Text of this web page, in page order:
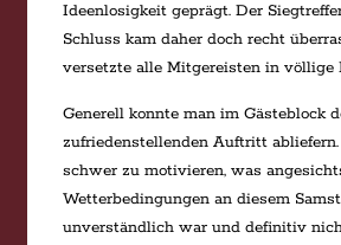
Ideenlosigkeit geprägt. Der
Schluss kam daher doch recht
versetzte alle Mitgereisten in völlige
Generell konnte man im Gästeblock
zufriedenstellenden Auftritt
schwer zu motivieren, was
Wetterbedingungen an diesem
unverständlich war und definitiv